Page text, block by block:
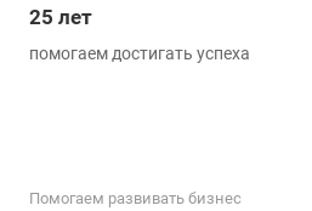
25 лет
помогаем достигать успеха
Помогаем развивать бизнес